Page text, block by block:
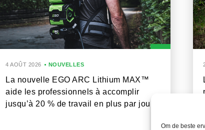
Om de beste
4 AOÛT 2026 NOUVELLES
La nouvelle EGO ARC Lithium MAX™
aide les professionnels à accomplir
jusqu’à 20 % de travail en plus par jour